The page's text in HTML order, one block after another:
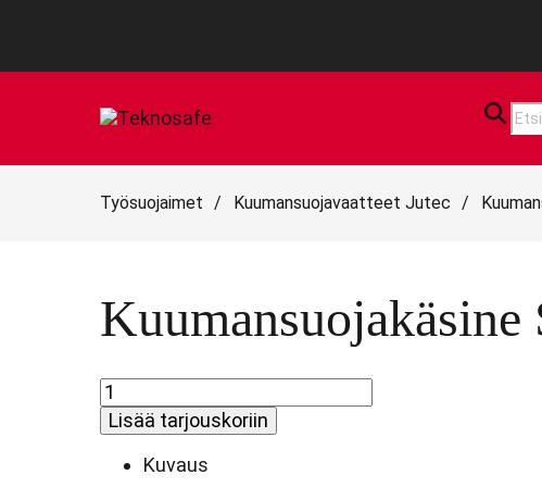
Työsuojaimet / Kuumansuojavaatteet Jutec /
Kuumansuojakäsine
Kuumansuojakäsine
Sebatan-
nahka,
aluminoitu
Lisää tarjouskoriin
Kuvaus